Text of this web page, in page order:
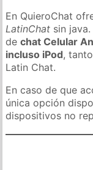
En QuieroChat
LatinChat sin
dechat Celular
incluso iPod,
Latin Chat.
En caso de que
única opción
dispositivos no